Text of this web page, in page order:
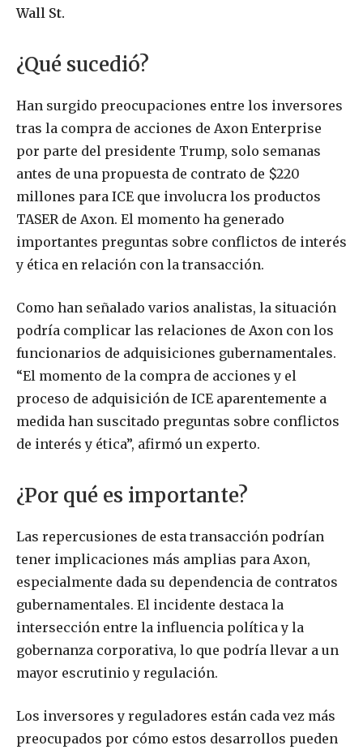
Wall St.
¿Qué sucedió?
Han surgido preocupaciones entre los inversores
tras la compra de acciones de Axon Enterprise
por parte del presidente Trump, solo semanas
antes de una propuesta de contrato de $220
millones para ICE que involucra los productos
TASER de Axon. El momento ha generado
importantes preguntas sobre conflictos de interés
y ética en relación con la transacción.
Como han señalado varios analistas, la situación
podría complicar las relaciones de Axon con los
funcionarios de adquisiciones gubernamentales.
“El momento de la compra de acciones y el
proceso de adquisición de ICE aparentemente a
medida han suscitado preguntas sobre conflictos
de interés y ética”, afirmó un experto.
¿Por qué es importante?
Las repercusiones de esta transacción podrían
tener implicaciones más amplias para Axon,
especialmente dada su dependencia de contratos
gubernamentales. El incidente destaca la
intersección entre la influencia política y la
gobernanza corporativa, lo que podría llevar a un
mayor escrutinio y regulación.
Los inversores y reguladores están cada vez más
preocupados por cómo estos desarrollos pueden